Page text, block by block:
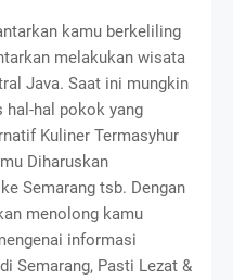
kamu berkeliling
melakukan wisata
Java. Saat ini mungkin
hal-hal pokok yang
Kuliner Termasyhur
Diharuskan
Semarang tsb. Dengan
menolong kamu
informasi
Semarang, Pasti Lezat &